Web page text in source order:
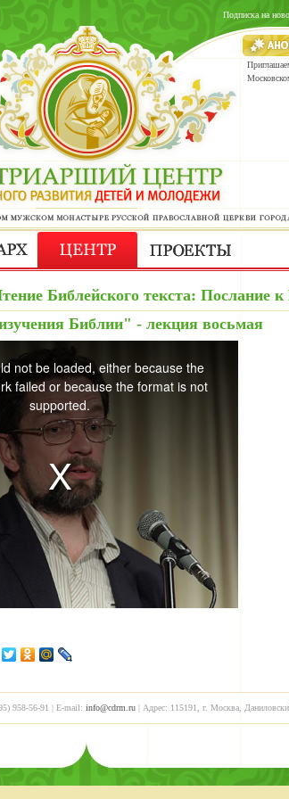
Подписка на
Библейского текста: Послание
Библии" - лекция восьмая
not be loaded, either because the
failed or because the format is not
supported.
958-56-91 | E-mail: info@cdrm.ru| Адрес: 115191, г. Москва,